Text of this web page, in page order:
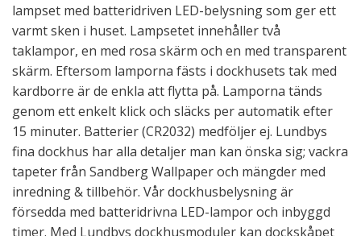
lampset med batteridriven LED-belysning som ger ett
varmt sken i huset. Lampsetet innehåller två
taklampor, en med rosa skärm och en med transparent
skärm. Eftersom lamporna fästs i dockhusets tak med
kardborre är de enkla att flytta på. Lamporna tänds
genom ett enkelt klick och släcks per automatik efter
15 minuter. Batterier (CR2032) medföljer ej. Lundbys
fina dockhus har alla detaljer man kan önska sig; vackra
tapeter från Sandberg Wallpaper och mängder med
inredning & tillbehör. Vår dockhusbelysning är
försedda med batteridrivna LED-lampor och inbyggd
timer. Med Lundbys dockhusmoduler kan dockskåpet